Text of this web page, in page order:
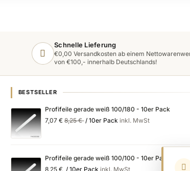
Schnelle Lieferung
€0,00 Versandkosten ab einem
von €100,- innerhalb Deutschlands!
BESTSELLER
Profifeile gerade weiß 100/180 - 10er Pack
Special
Price
7,07 € Regular
Price
8,25 € / 10er Pack inkl. MwSt
Profifeile gerade weiß 100/100 - 10er Pack
8,25 € / 10er Pack inkl. MwSt